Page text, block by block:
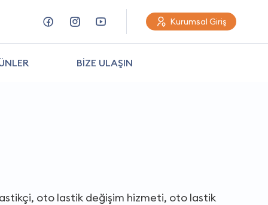
Kurumsal Giriş
BİZE ULAŞIN
oto lastik değişim hizmeti, oto lastik